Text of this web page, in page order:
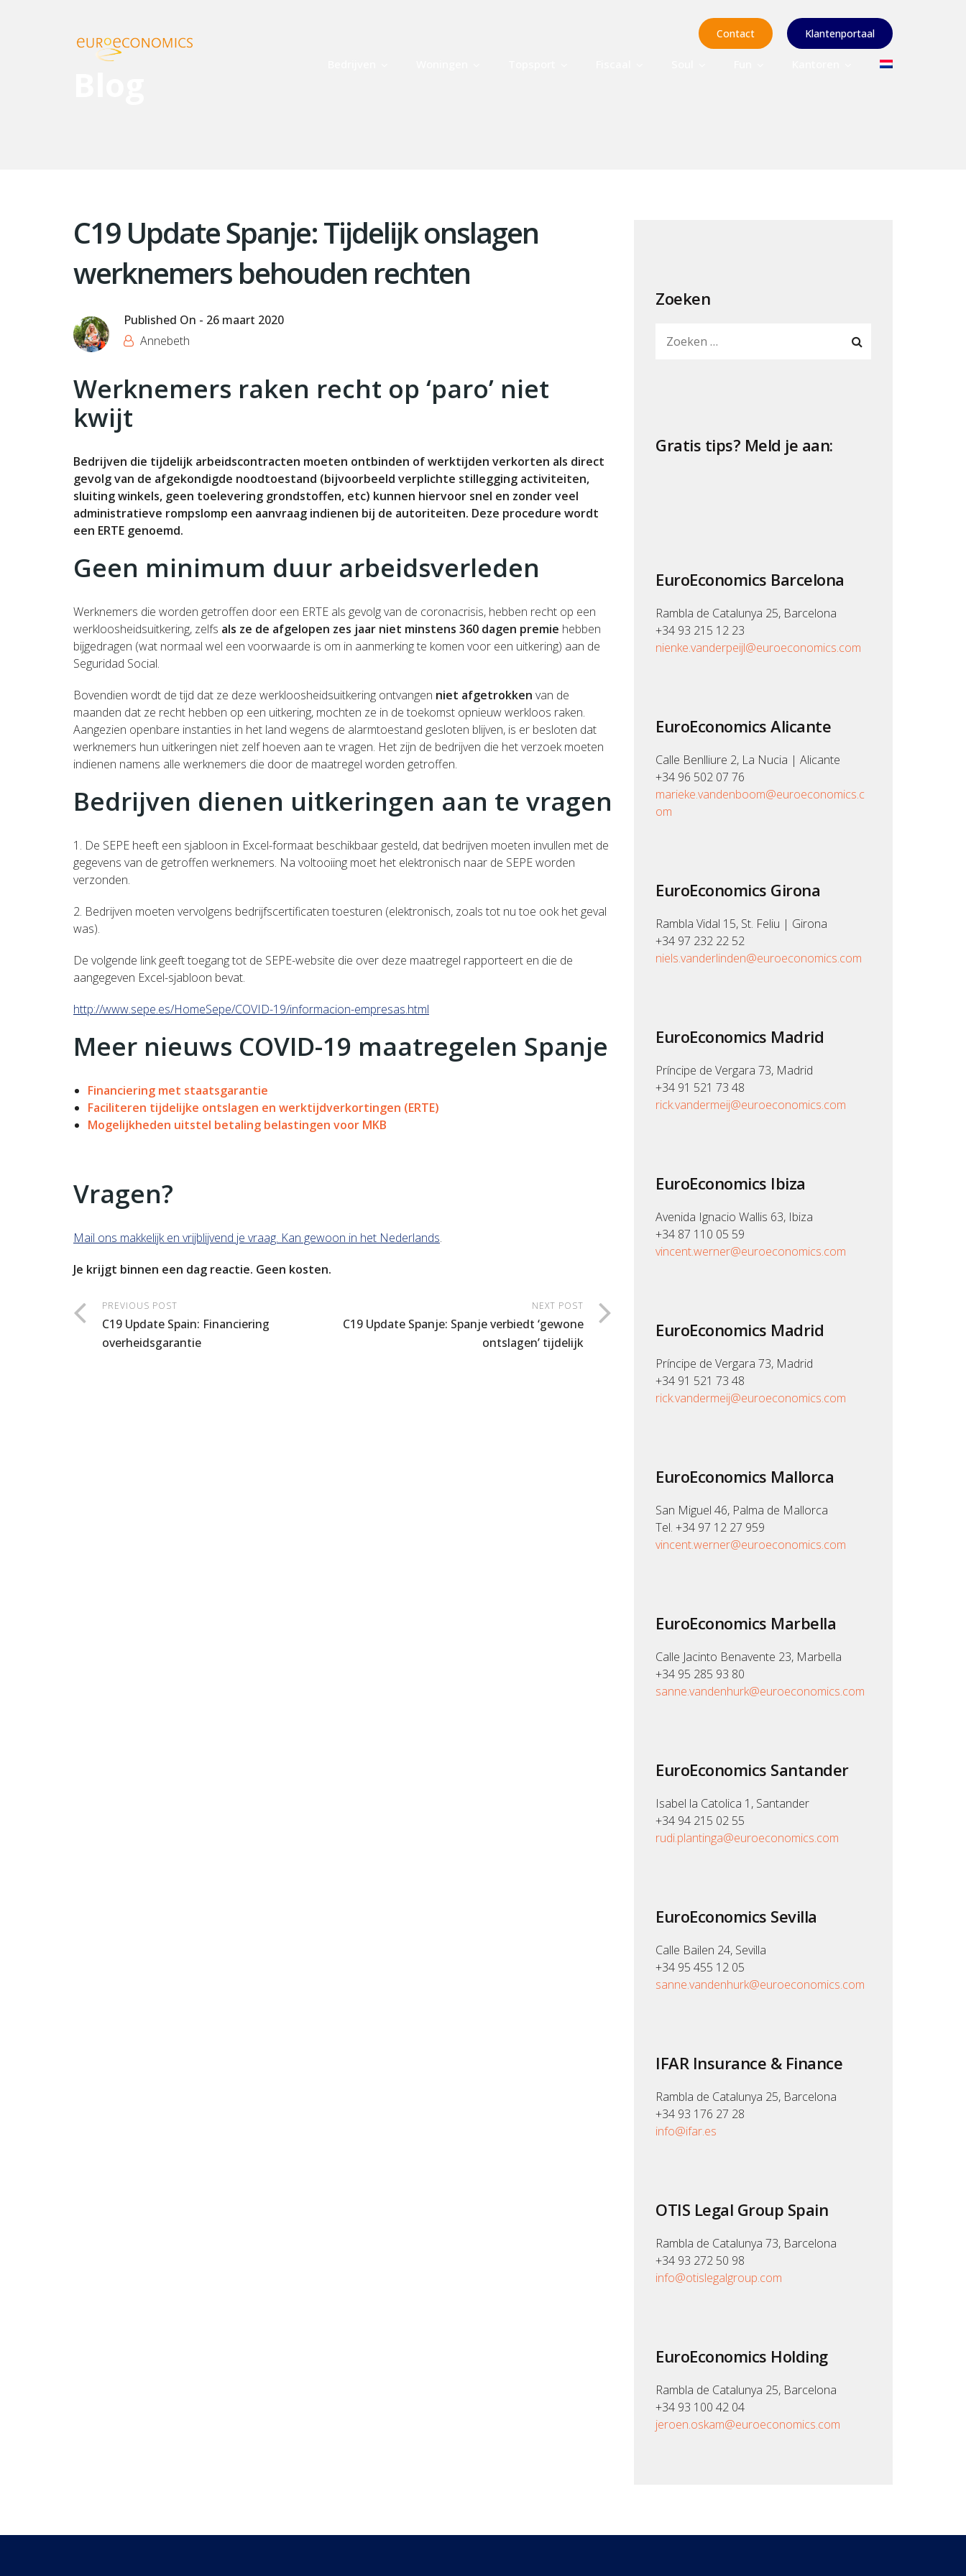
Contact Klantenportaal
C19 Update Spanje: Tijdelijk onslagen
werknemers behouden rechten
Published On - 26 maart 2020
Annebeth
Werknemers raken recht op ‘paro’ niet
kwijt
Bedrijven die tijdelijk arbeidscontracten moeten ontbinden of werktijden verkorten als direct
gevolg van de afgekondigde noodtoestand (bijvoorbeeld verplichte stillegging activiteiten,
sluiting winkels, geen toelevering grondstoffen, etc) kunnen hiervoor snel en zonder veel
administratieve rompslomp een aanvraag indienen bij de autoriteiten. Deze procedure wordt
een ERTE genoemd.
Geen minimum duur arbeidsverleden
Werknemers die worden getroffen door een ERTE als gevolg van de coronacrisis, hebben recht op een
werkloosheidsuitkering, zelfs als ze de afgelopen zes jaar niet minstens 360 dagen premie hebben
bijgedragen (wat normaal wel een voorwaarde is om in aanmerking te komen voor een uitkering) aan de
Seguridad Social.
Bovendien wordt de tijd dat ze deze werkloosheidsuitkering ontvangen niet afgetrokken van de
maanden dat ze recht hebben op een uitkering, mochten ze in de toekomst opnieuw werkloos raken.
Aangezien openbare instanties in het land wegens de alarmtoestand gesloten blijven, is er besloten dat
werknemers hun uitkeringen niet zelf hoeven aan te vragen. Het zijn de bedrijven die het verzoek moeten
indienen namens alle werknemers die door de maatregel worden getroffen.
Bedrijven dienen uitkeringen aan te vragen
1. De SEPE heeft een sjabloon in Excel-formaat beschikbaar gesteld, dat bedrijven moeten invullen met de
gegevens van de getroffen werknemers. Na voltooiing moet het elektronisch naar de SEPE worden
verzonden.
2. Bedrijven moeten vervolgens bedrijfscertificaten toesturen (elektronisch, zoals tot nu toe ook het geval
was).
De volgende link geeft toegang tot de SEPE-website die over deze maatregel rapporteert en die de
aangegeven Excel-sjabloon bevat.
http://www.sepe.es/HomeSepe/COVID-19/informacion-empresas.html
Meer nieuws COVID-19 maatregelen Spanje
Financiering met staatsgarantie
Faciliteren tijdelijke ontslagen en werktijdverkortingen (ERTE)
Mogelijkheden uitstel betaling belastingen voor MKB
Vragen?
Mail ons makkelijk en vrijblijvend je vraag. Kan gewoon in het Nederlands.
Je krijgt binnen een dag reactie. Geen kosten.
PREVIOUS POST
C19 Update Spain: Financiering
overheidsgarantie
NEXT POST
C19 Update Spanje: Spanje verbiedt ‘gewone
ontslagen’ tijdelijk
Zoeken
Gratis tips? Meld je aan:
EuroEconomics Barcelona
Rambla de Catalunya 25, Barcelona
+34 93 215 12 23
nienke.vanderpeijl@euroeconomics.com
EuroEconomics Alicante
Calle Benlliure 2, La Nucia | Alicante
+34 96 502 07 76
marieke.vandenboom@euroeconomics.c
om
EuroEconomics Girona
Rambla Vidal 15, St. Feliu | Girona
+34 97 232 22 52
niels.vanderlinden@euroeconomics.com
EuroEconomics Madrid
Príncipe de Vergara 73, Madrid
+34 91 521 73 48
rick.vandermeij@euroeconomics.com
EuroEconomics Ibiza
Avenida Ignacio Wallis 63, Ibiza
+34 87 110 05 59
vincent.werner@euroeconomics.com
EuroEconomics Madrid
Príncipe de Vergara 73, Madrid
+34 91 521 73 48
rick.vandermeij@euroeconomics.com
EuroEconomics Mallorca
San Miguel 46, Palma de Mallorca
Tel. +34 97 12 27 959
vincent.werner@euroeconomics.com
EuroEconomics Marbella
Calle Jacinto Benavente 23, Marbella
+34 95 285 93 80
sanne.vandenhurk@euroeconomics.com
EuroEconomics Santander
Isabel la Catolica 1, Santander
+34 94 215 02 55
rudi.plantinga@euroeconomics.com
EuroEconomics Sevilla
Calle Bailen 24, Sevilla
+34 95 455 12 05
sanne.vandenhurk@euroeconomics.com
IFAR Insurance & Finance
Rambla de Catalunya 25, Barcelona
+34 93 176 27 28
info@ifar.es
OTIS Legal Group Spain
Rambla de Catalunya 73, Barcelona
+34 93 272 50 98
info@otislegalgroup.com
EuroEconomics Holding
Rambla de Catalunya 25, Barcelona
+34 93 100 42 04
jeroen.oskam@euroeconomics.com